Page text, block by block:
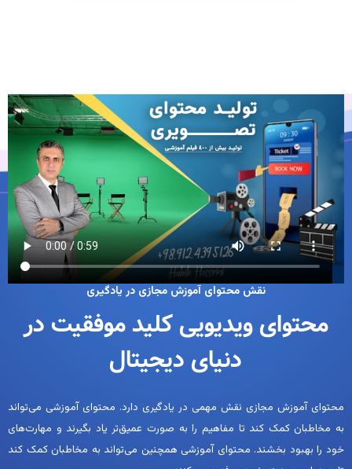
نقش محتوای آموزش مجازی در یادگیری
محتوای ویدیویی کلید موفقیت در
دنیای دیجیتال
محتوای آموزش مجازی نقش مهمی در یادگیری دارد. محتوای آموزشی می‌تواند
به مخاطبان کمک کند تا مفاهیم را به صورت عمیق‌تر یاد بگیرند و مهارت‌های
خود را بهبود بخشند. محتوای آموزشی همچنین می‌تواند به مخاطبان کمک کند